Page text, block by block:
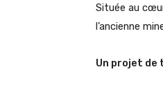
Située au
l’ancienne
Un projet